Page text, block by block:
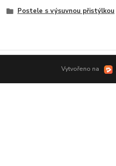
Postele s výsuvnou přistýlkou
Vytvořeno na